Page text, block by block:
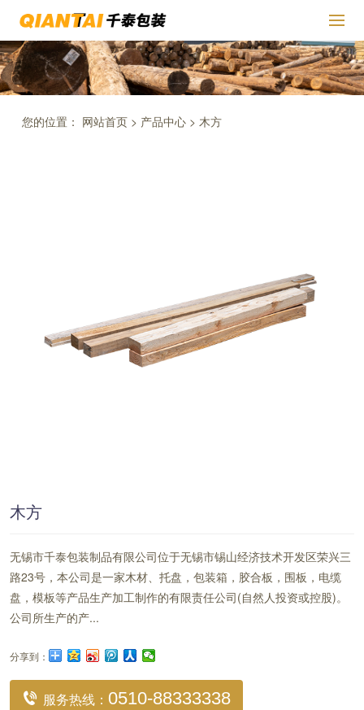
您的位置： 网站首页 > 产品中心 > 木方
木方
无锡市千泰包装制品有限公司位于无锡市锡山经济技术开发区荣兴三
路23号，本公司是一家木材、托盘，包装箱，胶合板，围板，电缆
盘，模板等产品生产加工制作的有限责任公司(自然人投资或控股)。
公司所生产的产...
分享到：
服务热线： 0510-88333338